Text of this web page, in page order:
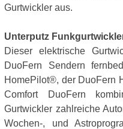
Gurtwickler aus.
Unterputz
Dieser elektrische
DuoFern Sendern
HomePilot®, der DuoFern
Comfort DuoFern
Gurtwickler zahlreiche
Wochen-, und